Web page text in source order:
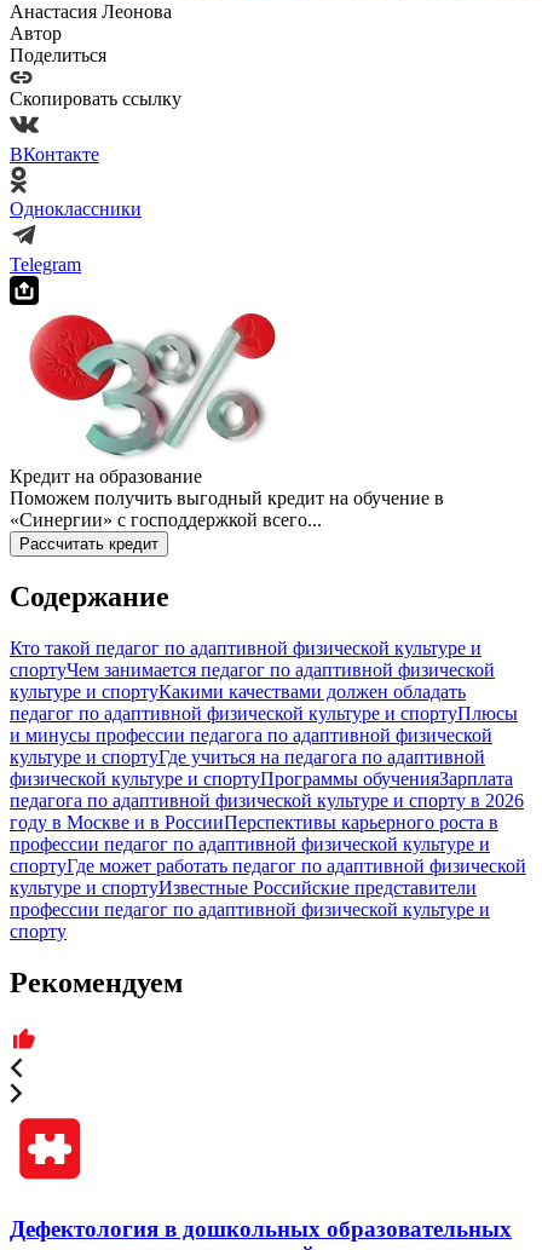
Анастасия Леонова
Автор
Поделиться
Скопировать ссылку
ВКонтакте
Одноклассники
Telegram
Кредит на образование
Поможем получить выгодный кредит на обучение в
«Синергии» с господдержкой всего...
Рассчитать кредит
Содержание
Кто такой педагог по адаптивной физической культуре и
спортуЧем занимается педагог по адаптивной физической
культуре и спортуКакими качествами должен обладать
педагог по адаптивной физической культуре и спортуПлюсы
и минусы профессии педагога по адаптивной физической
культуре и спортуГде учиться на педагога по адаптивной
физической культуре и спортуПрограммы обученияЗарплата
педагога по адаптивной физической культуре и спорту в 2026
году в Москве и в РоссииПерспективы карьерного роста в
профессии педагог по адаптивной физической культуре и
спортуГде может работать педагог по адаптивной физической
культуре и спортуИзвестные Российские представители
профессии педагог по адаптивной физической культуре и
спорту
Рекомендуем
Дефектология в дошкольных образовательных